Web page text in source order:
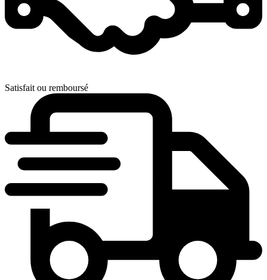
Satisfait ou remboursé